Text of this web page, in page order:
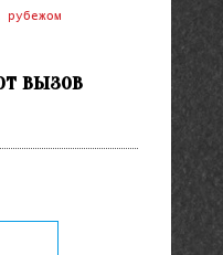
рубежом
вызов